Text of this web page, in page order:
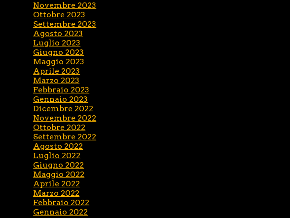
Novembre 2023
Ottobre 2023
Settembre 2023
Agosto 2023
Luglio 2023
Giugno 2023
Maggio 2023
Aprile 2023
Marzo 2023
Febbraio 2023
Gennaio 2023
Dicembre 2022
Novembre 2022
Ottobre 2022
Settembre 2022
Agosto 2022
Luglio 2022
Giugno 2022
Maggio 2022
Aprile 2022
Marzo 2022
Febbraio 2022
Gennaio 2022